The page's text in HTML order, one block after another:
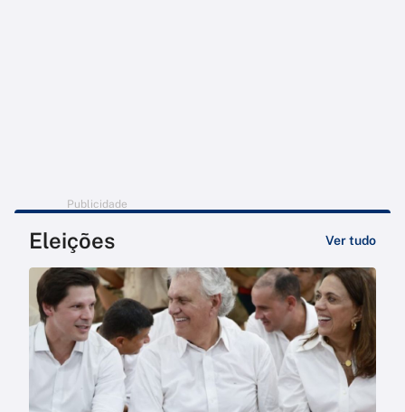
Eleições Ver tudo
Publicidade